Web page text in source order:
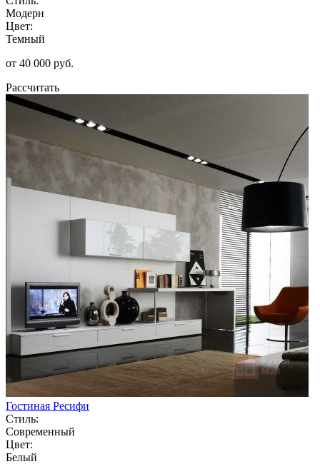
Модерн
Цвет:
Темный
от 40 000 руб.
Рассчитать
Гостиная Ресифи
Стиль:
Современный
Цвет:
Белый